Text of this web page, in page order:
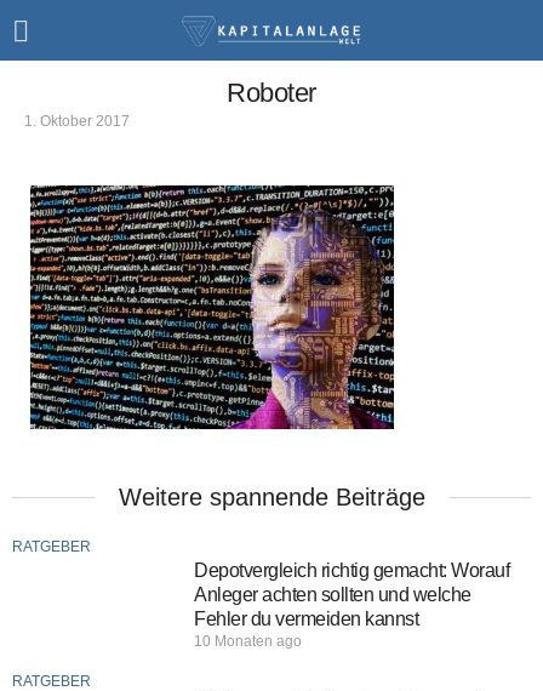
Roboter
1. Oktober 2017
Weitere spannende Beiträge
RATGEBER
Depotvergleich richtig gemacht: Worauf
Anleger achten sollten und welche
Fehler du vermeiden kannst
10 Monaten ago
RATGEBER